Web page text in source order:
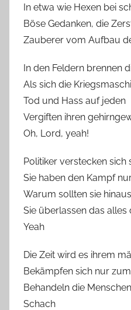
In etwa wie Hexen bei
Böse Gedanken, die
Zauberer vom Aufbau
In den Feldern brennen
Als sich die
Tod und Hass auf jeden
Vergiften ihren
Oh, Lord, yeah!
Politiker verstecken sich
Sie haben den Kampf
Warum sollten sie
Sie überlassen das alles
Yeah
Die Zeit wird es ihrem
Bekämpfen sich nur
Behandeln die
Schach